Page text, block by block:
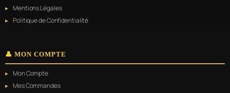
Mentions Légales
Politique de Confidentialité
👤 MON COMPTE
Mon Compte
Mes Commandes